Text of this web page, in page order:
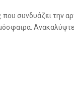
συνδυάζει την